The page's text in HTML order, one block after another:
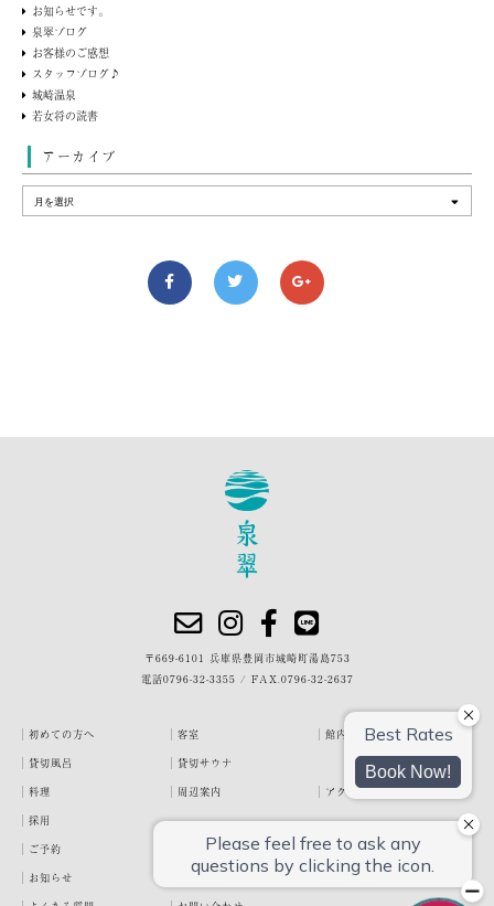
お知らせです。
泉翠ブログ
お客様のご感想
スタッフブログ♪
城崎温泉
若女将の読書
アーカイブ
〒669-6101 兵庫県豊岡市城崎町湯島753
電話0796-32-3355 / FAX.0796-32-2637
初めての方へ 客室
館内・施設
貸切風呂
貸切サウナ
料理
周辺案内
アクセス
採用
ご予約
宿泊約款
プライバシーポリシー
お知らせ
お客様の声
泉翠ブログ